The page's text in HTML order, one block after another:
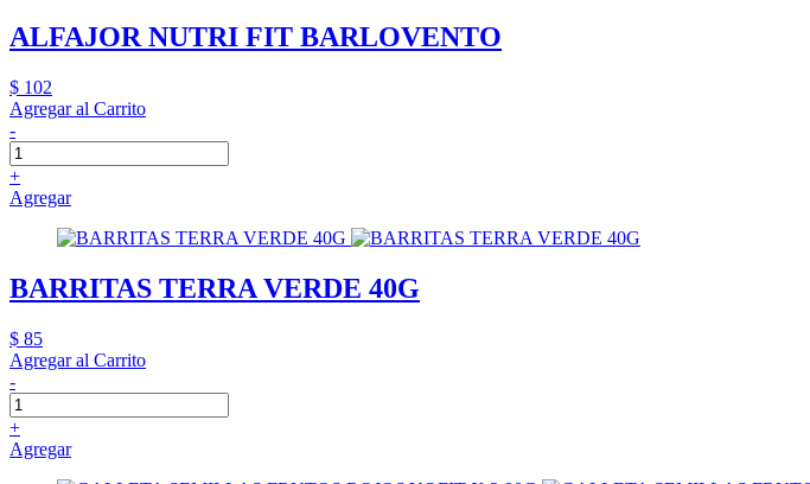
ALFAJOR NUTRI FIT BARLOVENTO
$ 102
Agregar al Carrito
-
+
Agregar
BARRITAS TERRA VERDE 40G
$ 85
Agregar al Carrito
-
+
Agregar